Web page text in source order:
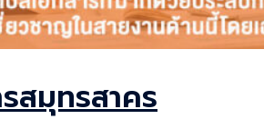
สมุทรสาคร